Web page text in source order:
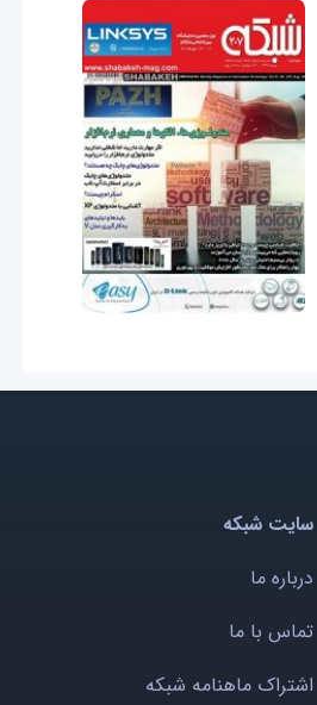
سایت شبکه
درباره ما
تماس با ما
اشتراک ماهنامه شبکه